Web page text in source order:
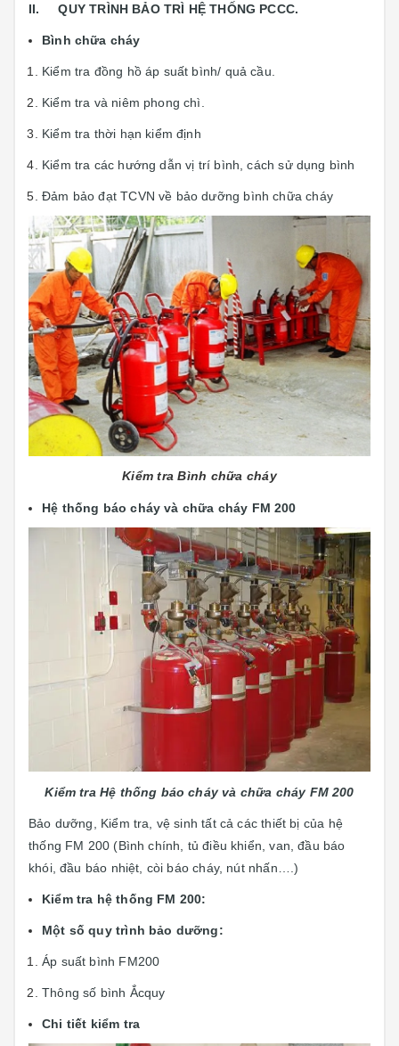
II. QUY TRÌNH BẢO TRÌ HỆ THỐNG PCCC.
Bình chữa cháy
Kiểm tra đồng hồ áp suất bình/ quả cầu.
Kiểm tra và niêm phong chì.
Kiểm tra thời hạn kiểm định
Kiểm tra các hướng dẫn vị trí bình, cách sử dụng bình
Đảm bảo đạt TCVN về bảo dưỡng bình chữa cháy
Kiểm tra Bình chữa cháy
Hệ thống báo cháy và chữa cháy FM 200
Kiểm tra Hệ thống báo cháy và chữa cháy FM 200
Bảo dưỡng, Kiểm tra, vệ sinh tất cả các thiết bị của hệ
thống FM 200 (Bình chính, tủ điều khiển, van, đầu báo
khói, đầu báo nhiệt, còi báo cháy, nút nhấn….)
Kiểm tra hệ thống FM 200:
Một số quy trình bảo dưỡng:
Áp suất bình FM200
Thông số bình Ắcquy
Chi tiết kiểm tra